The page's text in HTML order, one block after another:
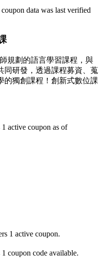
data was last verified
規劃的語言學習課程，與
同研發，透過課程募資、蒐
的獨創課程！創新式數位課
active coupon as of
1 active coupon.
coupon code available.